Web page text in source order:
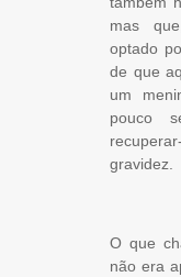
mas
optado
de que
um
pouco
gravidez.
O que
não era